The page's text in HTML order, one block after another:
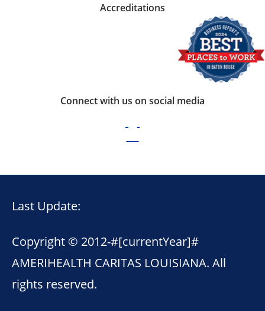
Accreditations
Connect with us on social media
Last Update:
Copyright © 2012-#[currentYear]#
AMERIHEALTH CARITAS LOUISIANA. All
rights reserved.